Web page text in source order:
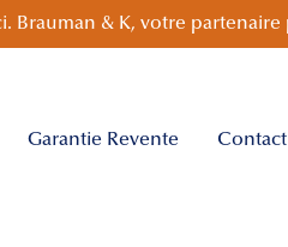
Brauman & K, votre
Garantie Revente Contact